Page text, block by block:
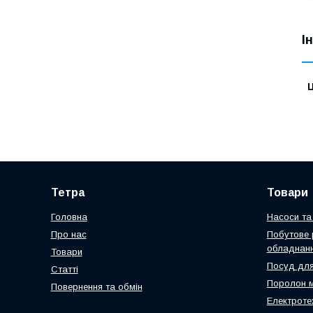
Тетра
Головна
Про нас
Товари
Статті
Повернення та обмін
Товари
Насоси та
Побутове
Посуд для
Поролон